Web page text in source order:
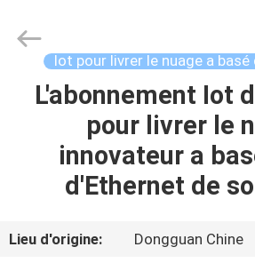
MAISON
PRODUITS
SUJET
corporate
limited.
Reserved.
Iot pour livrer le nuage a
L'abonnement Iot
pour livrer le
innovateur a
d'Ethernet de
Lieu d'origine:
Dongguan Chine